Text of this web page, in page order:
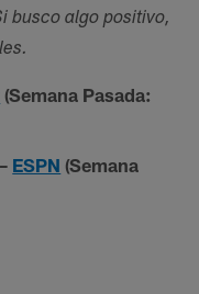
busco algo positivo,
(Semana Pasada:
ESPN (Semana